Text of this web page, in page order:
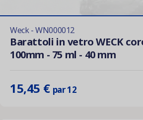
Weck - WN000012
Barattoli in vetro WECK
100mm - 75 ml - 40 mm
15,45 € par 12